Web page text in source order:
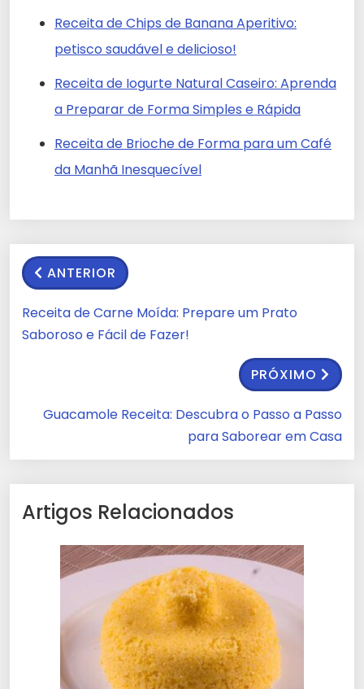
Receita de Chips de Banana Aperitivo:
petisco saudável e delicioso!
Receita de Iogurte Natural Caseiro: Aprenda
a Preparar de Forma Simples e Rápida
Receita de Brioche de Forma para um Café
da Manhã Inesquecível
ANTERIOR
Receita de Carne Moída: Prepare um Prato
Saboroso e Fácil de Fazer!
PRÓXIMO
Guacamole Receita: Descubra o Passo a Passo
para Saborear em Casa
Artigos Relacionados